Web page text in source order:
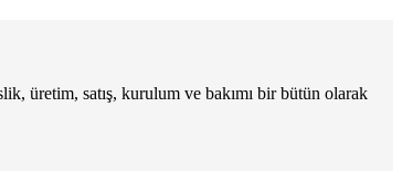
üretim, satış, kurulum ve bakımı bir bütün olarak